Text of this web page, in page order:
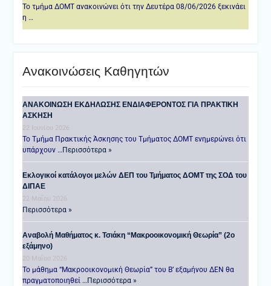
Το τμήμα ΔΟΜΤ ανακοινώνει ότι την Δευτέρα 08/06/2026 ξεκινάει
η …
Ανακοινώσεις Καθηγητών
ANAKOINΩΣΗ ΕΚΔΗΛΩΣΗΣ ΕΝΔΙΑΦΕΡΟΝΤΟΣ ΓΙΑ ΠΡΑΚΤΙΚΗ
ΑΣΚΗΣΗ
22 Ιουνίου 2026
Το Τμήμα Πρακτικής Άσκησης του Τμήματος ΔΟΜΤ ενημερώνει ότι
υπάρχουν …Περισσότερα »
Εκλογικοί κατάλογοι μελών ΔΕΠ του Τμήματος ΔΟΜΤ της ΣΟΔ του
ΔΙΠΑΕ
22 Μαΐου 2026
Περισσότερα »
Αναβολή Μαθήματος κ. Τσιάκη “Μακροοικονομική Θεωρία” (2ο
εξάμηνο)
20 Μαΐου 2026
Το μάθημα “Μακροοικονομική Θεωρία” του Β’ εξαμήνου ΔΕΝ θα
πραγματοποιηθεί …Περισσότερα »